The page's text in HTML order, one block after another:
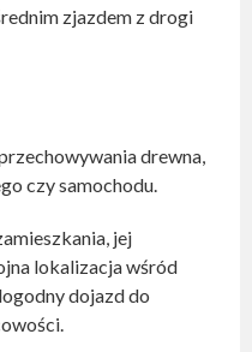
zjazdem z drogi
drewna,
czy samochodu.
jej
lokalizacja wśród
dojazd do